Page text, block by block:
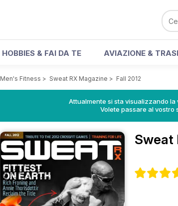
HOBBIES & FAI DA TE AVIAZIONE &
Men's Fitness > Sweat RX Magazine > Fall 2012
Attualmente si sta visualizzando la
Volete passare al vostro
Sweat